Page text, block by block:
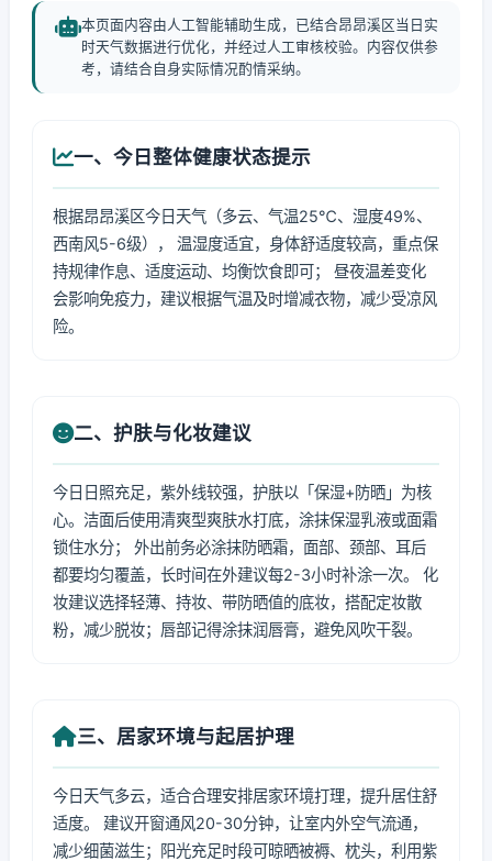
本页面内容由人工智能辅助生成，已结合昂昂溪区当日实
时天气数据进行优化，并经过人工审核校验。内容仅供参
考，请结合自身实际情况酌情采纳。
一、今日整体健康状态提示
根据昂昂溪区今日天气（多云、气温25℃、湿度49%、
西南风5-6级）， 温湿度适宜，身体舒适度较高，重点保
持规律作息、适度运动、均衡饮食即可； 昼夜温差变化
会影响免疫力，建议根据气温及时增减衣物，减少受凉风
险。
二、护肤与化妆建议
今日日照充足，紫外线较强，护肤以「保湿+防晒」为核
心。洁面后使用清爽型爽肤水打底，涂抹保湿乳液或面霜
锁住水分； 外出前务必涂抹防晒霜，面部、颈部、耳后
都要均匀覆盖，长时间在外建议每2-3小时补涂一次。 化
妆建议选择轻薄、持妆、带防晒值的底妆，搭配定妆散
粉，减少脱妆；唇部记得涂抹润唇膏，避免风吹干裂。
三、居家环境与起居护理
今日天气多云，适合合理安排居家环境打理，提升居住舒
适度。 建议开窗通风20-30分钟，让室内外空气流通，
减少细菌滋生；阳光充足时段可晾晒被褥、枕头，利用紫